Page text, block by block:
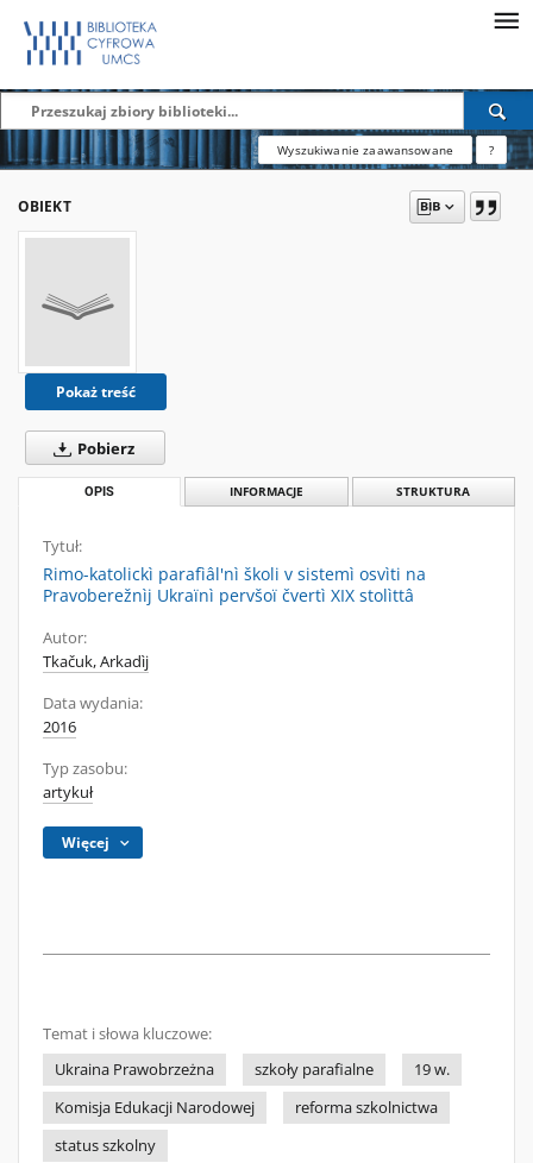
Wyszukiwanie zaawansowane ?
OBIEKT
Pokaż treść
Pobierz
OPIS INFORMACJE STRUKTURA
Tytuł:
Rimo-katolickì parafìâl'nì školi v sistemì osvìti na
Pravoberežnìj Ukraïnì pervšoï čvertì XIX stolìttâ
Autor:
Tkačuk, Arkadìj
Data wydania:
2016
Typ zasobu:
artykuł
Więcej
Temat i słowa kluczowe:
Ukraina Prawobrzeżna
szkoły parafialne
19 w.
Komisja Edukacji Narodowej
reforma szkolnictwa
status szkolny